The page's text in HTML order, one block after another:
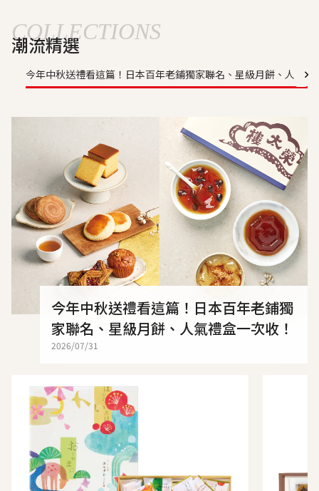
潮流精選
COLLECTIONS
今年中秋送禮看這篇！日本百年老鋪獨家聯名、星級月餅、人氣禮
今年中秋送禮看這篇！日本百年老鋪獨
家聯名、星級月餅、人氣禮盒一次收！
2026/07/31